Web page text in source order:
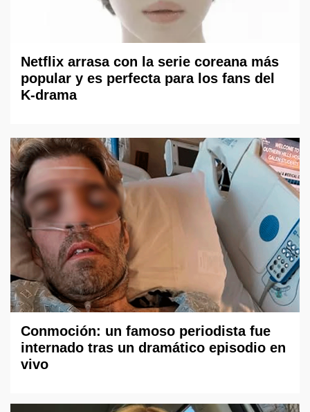
Netflix arrasa con la serie coreana más
popular y es perfecta para los fans del
K-drama
Conmoción: un famoso periodista fue
internado tras un dramático episodio en
vivo